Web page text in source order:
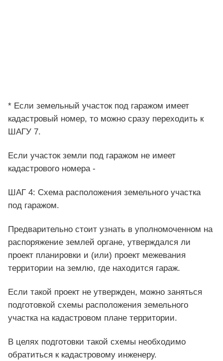
* Если земельный участок под гаражом имеет
кадастровый номер, то можно сразу переходить к
ШАГУ 7.
Если участок земли под гаражом не имеет
кадастрового номера -
ШАГ 4: Схема расположения земельного участка
под гаражом.
Предварительно стоит узнать в уполномоченном на
распоряжение землей органе, утверждался ли
проект планировки и (или) проект межевания
территории на землю, где находится гараж.
Если такой проект не утвержден, можно заняться
подготовкой схемы расположения земельного
участка на кадастровом плане территории.
В целях подготовки такой схемы необходимо
обратиться к кадастровому инженеру.